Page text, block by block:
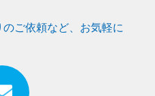
ご依頼など、お気軽に